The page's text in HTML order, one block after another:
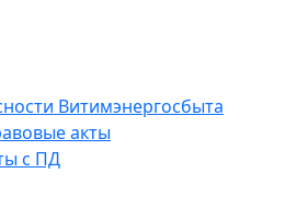
Витимэнергосбыта
акты
с ПД